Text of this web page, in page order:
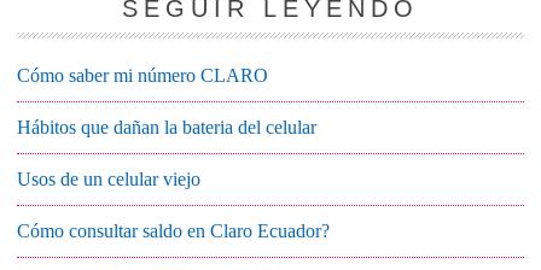
SEGUIR LEYENDO
Cómo saber mi número CLARO
Hábitos que dañan la bateria del celular
Usos de un celular viejo
Cómo consultar saldo en Claro Ecuador?